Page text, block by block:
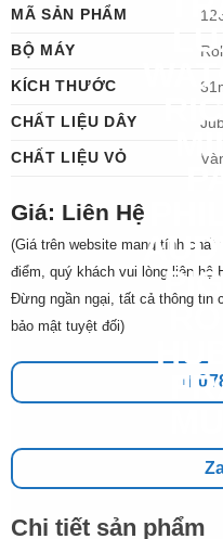
MÃ SẢN PHẨM
BỘ MÁY
KÍCH THƯỚC
CHẤT LIỆU DÂY
CHẤT LIỆU VỎ
Giá: Liên Hệ
(Giá trên website mang tính
điểm, quý khách vui lòng liên hệ
Đừng ngần ngại, tất cả thông tin
bảo mật tuyệt đối)
Chi tiết sản phẩm